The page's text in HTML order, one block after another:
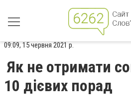
09:09, 15 червня 2021 р.
Як не отримати
10 дієвих порад